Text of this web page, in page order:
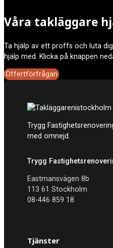
erfarenhet, där vår expertis
Våra takläggare
Ta hjälp av ett proffs och luta
hjälp med. Klicka på knappen
Offertförfrågan
Trygg
med omnejd.
Trygg
Eastmansvägen 8b
113 61 Stockholm
08-446 859 18
Tjänster